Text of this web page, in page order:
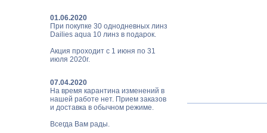
01.06.2020
При покупке 30 однодневных линз
Dailies aqua 10 линз в подарок.
Акция проходит с 1 июня по 31
июля 2020г.
07.04.2020
На время карантина изменений в
нашей работе нет. Прием заказов
и доставка в обычном режиме.
Всегда Вам рады.